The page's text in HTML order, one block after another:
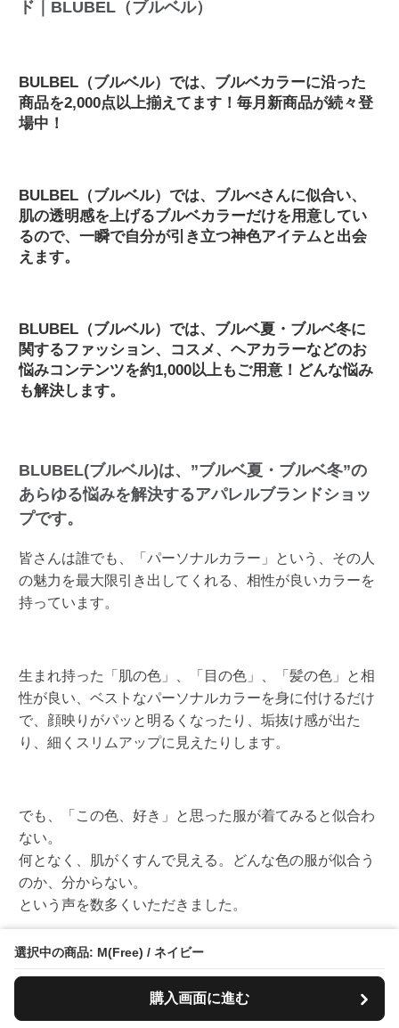
選択中の商品: M(Free) / ネイビー
購入画面に進む
ド｜BLUBEL（ブルベル）
BULBEL（ブルベル）では、ブルベカラーに沿った
商品を2,000点以上揃えてます！毎月新商品が続々登
場中！
BULBEL（ブルベル）では、ブルべさんに似合い、
肌の透明感を上げるブルベカラーだけを用意してい
るので、一瞬で自分が引き立つ神色アイテムと出会
えます。
BLUBEL（ブルベル）では、ブルベ夏・ブルベ冬に
関するファッション、コスメ、ヘアカラーなどのお
悩みコンテンツを約1,000以上もご用意！どんな悩み
も解決します。
BLUBEL(ブルベル)は、”ブルベ夏・ブルベ冬”の
あらゆる悩みを解決するアパレルブランドショッ
プです。
皆さんは誰でも、「パーソナルカラー」という、その人
の魅力を最大限引き出してくれる、相性が良いカラーを
持っています。
生まれ持った「肌の色」、「目の色」、「髪の色」と相
性が良い、ベストなパーソナルカラーを身に付けるだけ
で、顔映りがパッと明るくなったり、垢抜け感が出た
り、細くスリムアップに見えたりします。
でも、「この色、好き」と思った服が着てみると似合わ
ない。
何となく、肌がくすんで見える。どんな色の服が似合う
のか、分からない。
という声を数多くいただきました。
そこで、「ブルベ夏・ブルベ冬さんに徹底して寄り添っ
た、失敗しない洋服を提供したい！」というこ想いから
始まったのがBLUBEL（ブルベル）です。